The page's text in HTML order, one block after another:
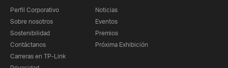
Perfil Corporativo
Sobre nosotros
Sostenibilidad
Contáctanos
Carreras en TP-Link
Noticias
Eventos
Premios
Próxima Exhibición